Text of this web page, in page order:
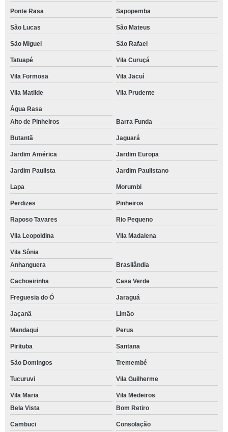
Ponte Rasa Sapopemba
São Lucas São Mateus
São Miguel São Rafael
Tatuapé Vila Curuçá
Vila Formosa Vila Jacuí
Vila Matilde Vila Prudente
Água Rasa
Alto de Pinheiros
Barra Funda
Butantã Jaguará
Jardim América Jardim Europa
Jardim Paulista Jardim Paulistano
Lapa Morumbi
Perdizes Pinheiros
Raposo Tavares Rio Pequeno
Vila Leopoldina Vila Madalena
Vila Sônia
Anhanguera
Brasilândia
Cachoeirinha Casa Verde
Freguesia do Ó Jaraguá
Jaçanã Limão
Mandaqui Perus
Pirituba Santana
São Domingos Tremembé
Tucuruvi Vila Guilherme
Vila Maria
Vila Medeiros
Bela Vista
Bom Retiro
Cambuci Consolação